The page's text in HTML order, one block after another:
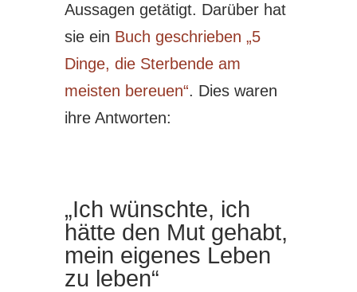
Aussagen getätigt. Darüber hat
sie ein Buch geschrieben „5
Dinge, die Sterbende am
meisten bereuen“. Dies waren
ihre Antworten:
„Ich wünschte, ich
hätte den Mut gehabt,
mein eigenes Leben
zu leben“